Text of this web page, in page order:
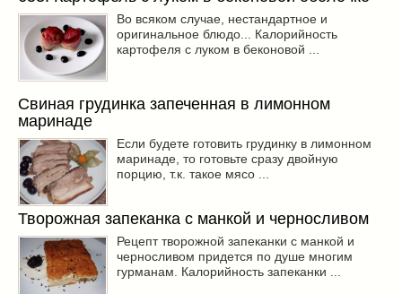
Во всяком случае, нестандартное и
оригинальное блюдо... Калорийность
картофеля с луком в беконовой ...
Свиная грудинка запеченная в лимонном
маринаде
Если будете готовить грудинку в лимонном
маринаде, то готовьте сразу двойную
порцию, т.к. такое мясо ...
Творожная запеканка с манкой и черносливом
Рецепт творожной запеканки с манкой и
черносливом придется по душе многим
гурманам. Калорийность запеканки ...